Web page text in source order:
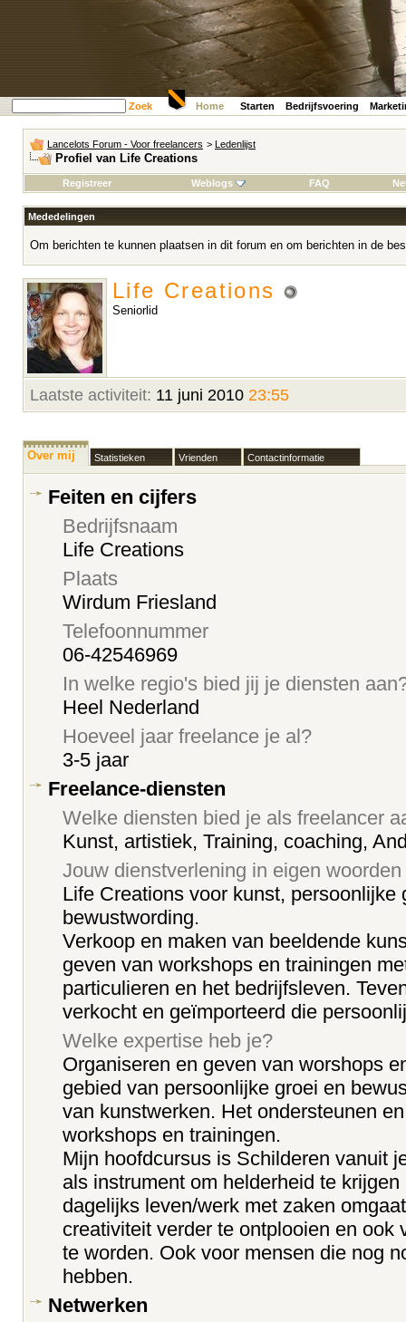
Zoek Home Starten Bedrijfsvoering
Lancelots Forum - Voor freelancers > Ledenlijst
Profiel van Life Creations
Registreer Weblogs FAQ
Mededelingen
Om berichten te kunnen plaatsen in dit forum en om berichten in de
Life Creations
Seniorlid
Laatste activiteit: 11 juni 2010 23:55
Over mij Statistieken Vrienden Contactinformatie
Feiten en cijfers
Bedrijfsnaam
Life Creations
Plaats
Wirdum Friesland
Telefoonnummer
06-42546969
In welke regio's bied jij je diensten
Heel Nederland
Hoeveel jaar freelance je al?
3-5 jaar
Freelance-diensten
Welke diensten bied je als freelancer
Kunst, artistiek, Training, coaching,
Jouw dienstverlening in eigen woorden
Life Creations voor kunst, persoonlijke
bewustwording.
Verkoop en maken van beeldende
geven van workshops en trainingen
particulieren en het bedrijfsleven.
verkocht en geïmporteerd die
Welke expertise heb je?
Organiseren en geven van worshops
gebied van persoonlijke groei en
van kunstwerken. Het ondersteunen
workshops en trainingen.
Mijn hoofdcursus is Schilderen vanuit
als instrument om helderheid te
dagelijks leven/werk met zaken
creativiteit verder te ontplooien en ook
te worden. Ook voor mensen die nog
hebben.
Netwerken